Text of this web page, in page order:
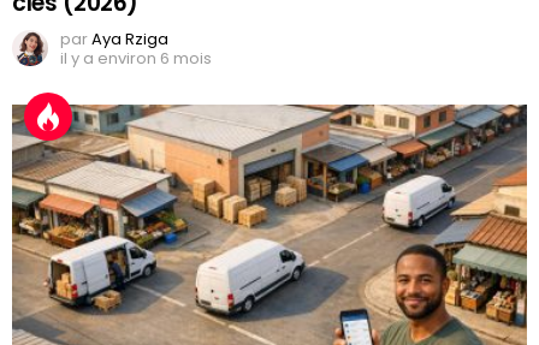
parAya Rziga
il y a environ 6 mois